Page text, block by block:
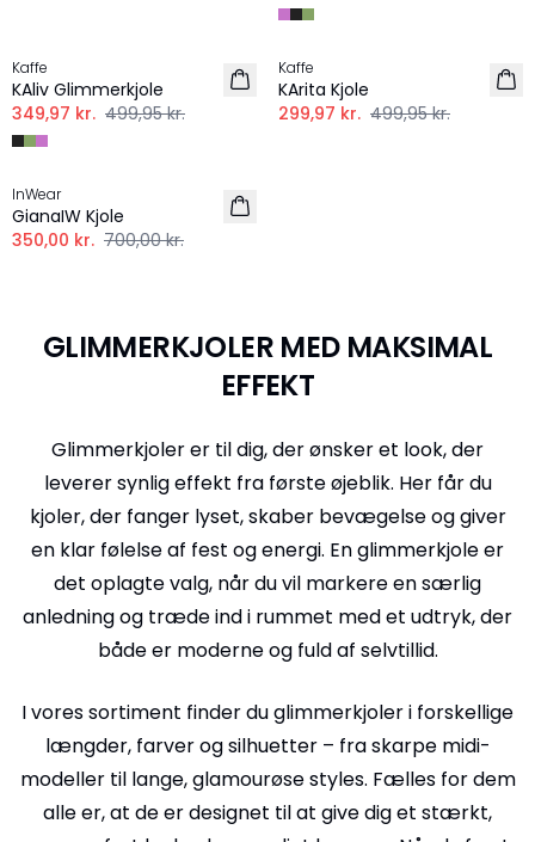
Kaffe
KAliv Glimmerkjole
349,97 kr. 499,95 kr.
-40%
Kaffe
KArita Kjole
299,97 kr. 499,95 kr.
-50%
InWear
GianaIW Kjole
350,00 kr. 700,00 kr.
GLIMMERKJOLER MED MAKSIMAL
EFFEKT
Glimmerkjoler er til dig, der ønsker et look, der
leverer synlig effekt fra første øjeblik. Her får du
kjoler, der fanger lyset, skaber bevægelse og giver
en klar følelse af fest og energi. En glimmerkjole er
det oplagte valg, når du vil markere en særlig
anledning og træde ind i rummet med et udtryk, der
både er moderne og fuld af selvtillid.
I vores sortiment finder du glimmerkjoler i forskellige
længder, farver og silhuetter – fra skarpe midi-
modeller til lange, glamourøse styles. Fælles for dem
alle er, at de er designet til at give dig et stærkt,